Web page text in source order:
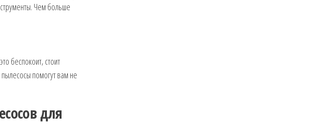
Чем больше
беспокоит, стоит
помогут вам не
для